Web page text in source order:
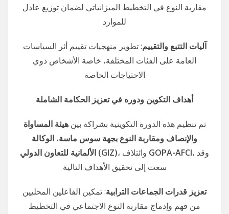
مقاربة النوع في التخطيط الميزانياتي لضمان توزيع عادل
للموارد
آليات التتبع والتقييم: تطوير منهجيات تقييم أثر السياسات
العامة على الفئات المختلفة، خاصة الأشخاص ذوي
الاحتياجات الخاصة
أهداف التكوين ودوره في تعزيز الحكامة الشاملة
تم تنظيم هذه الدورة التكوينية بشراكة بينهيئة المساواة
والإنصاف ومقاربة النوع بجهة سوس ماسة، الوكالة
الألمانية للتعاون الدولي (GIZ) GOPA-AFCI، وقد
سعت إلى تحقيق الأهداف التالية
تعزيز قدرات الجماعات الترابية: تمكين الفاعلين المحليين
من فهم وإدماج مقاربة النوع الاجتماعي في التخطيط